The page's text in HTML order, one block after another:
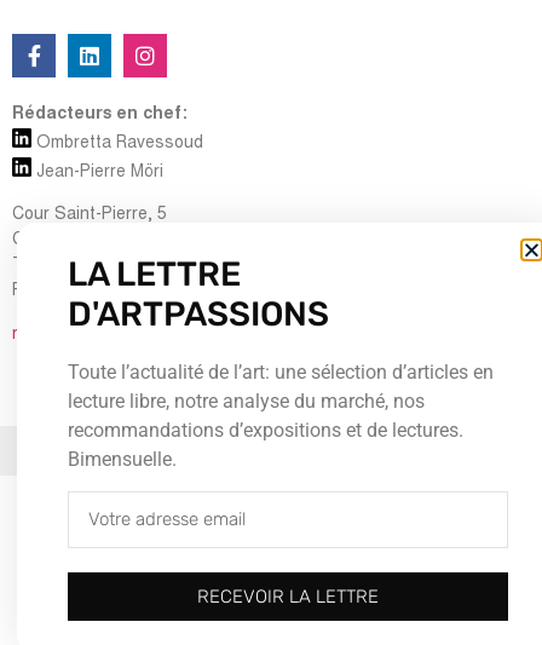
Rédacteurs en chef:
Ombretta Ravessoud
Jean-Pierre Möri
Cour Saint-Pierre, 5
CH-1204 Genève
Tel : + 41 (0) 22 700 13 80
Fax : + 41 (0) 22 735 60 38
redaction@artpassions.ch
LA LETTRE
D'ARTPASSIONS
Toute l’actualité de l’art: une sélection d’articles en
lecture libre, notre analyse du marché, nos
recommandations d’expositions et de lectures.
Bimensuelle.
RECEVOIR LA LETTRE